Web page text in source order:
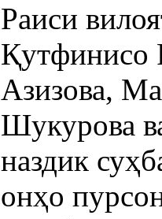
Раиси
Қутфинисо
Азизова,
Шукурова
наздик
онҳо